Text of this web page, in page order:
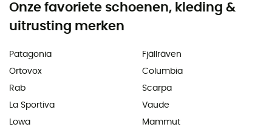
Onze favoriete schoenen, kleding &
uitrusting merken
Patagonia
Ortovox
Rab
La Sportiva
Lowa
Fjällräven
Columbia
Scarpa
Vaude
Mammut